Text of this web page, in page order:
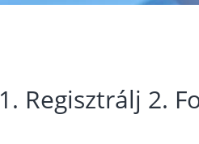
1. Regisztrálj 2.